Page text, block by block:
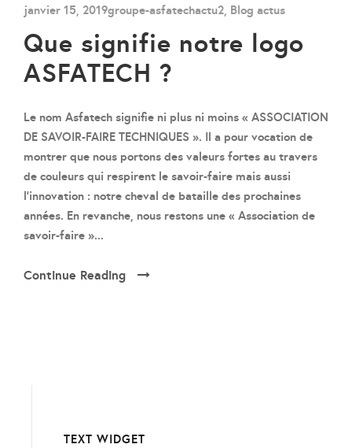
janvier 15, 2019groupe-asfatechactu2, Blog actus
Que signifie notre logo
ASFATECH ?
Le nom Asfatech signifie ni plus ni moins « ASSOCIATION
DE SAVOIR-FAIRE TECHNIQUES ». Il a pour vocation de
montrer que nous portons des valeurs fortes au travers
de couleurs qui respirent le savoir-faire mais aussi
l’innovation : notre cheval de bataille des prochaines
années. En revanche, nous restons une « Association de
savoir-faire »...
Continue Reading
TEXT WIDGET